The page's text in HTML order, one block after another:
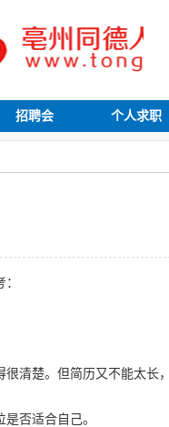
招聘会 个人求职
楚。但简历又不能太长，
否适合自己。